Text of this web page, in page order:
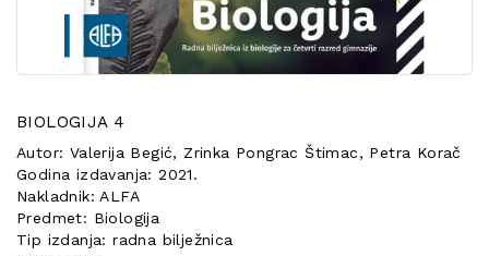
BIOLOGIJA 4
Autor: Valerija Begić, Zrinka Pongrac Štimac, Petra Korač
Godina izdavanja: 2021.
Nakladnik: ALFA
Predmet: Biologija
Tip izdanja: radna bilježnica